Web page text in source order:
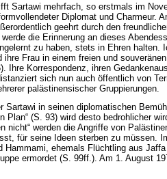
Sartawi mehrfach, so erstmals im
Diplomat und Charmeur.
geehrt durch den
die Erinnerung an dieses
zu haben, stets in Ehren halten.
ihre Frau in einem freien und
Ihre Korrespondenz, ihren
sich nun auch öffentlich von
palästinensischer Gruppierungen.
Sartawi in seinen diplomatischen
Plan“ (S. 93) wird desto bedrohlicher
nicht“ werden die Angriffe von
für seine Ideen sterben zu müssen.
Hammami, ehemals Flüchtling aus
ermordet (S. 99ff.). Am 1. August